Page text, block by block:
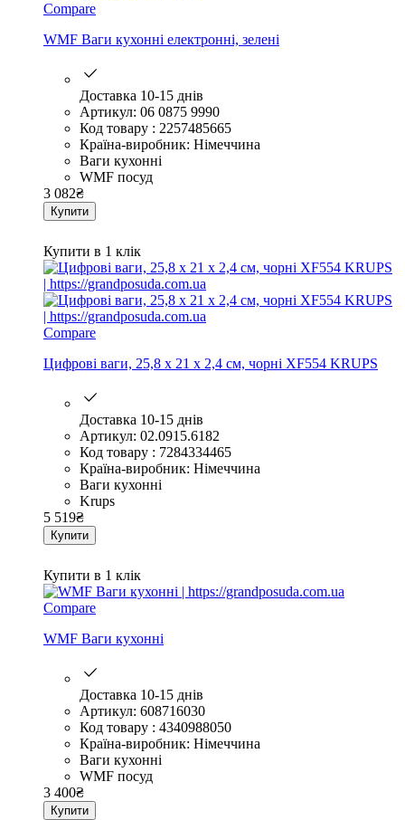
Compare
WMF Ваги кухонні електронні, зелені
Доставка 10-15 днів
Артикул: 06 0875 9990
Код товару : 2257485665
Країна-виробник: Німеччина
Ваги кухонні
WMF посуд
3 082₴
Купити
Купити в 1 клік
Compare
Цифрові ваги, 25,8 х 21 х 2,4 см, чорні XF554 KRUPS
Доставка 10-15 днів
Артикул: 02.0915.6182
Код товару : 7284334465
Країна-виробник: Німеччина
Ваги кухонні
Krups
5 519₴
Купити
Купити в 1 клік
Compare
WMF Ваги кухонні
Доставка 10-15 днів
Артикул: 608716030
Код товару : 4340988050
Країна-виробник: Німеччина
Ваги кухонні
WMF посуд
3 400₴
Купити